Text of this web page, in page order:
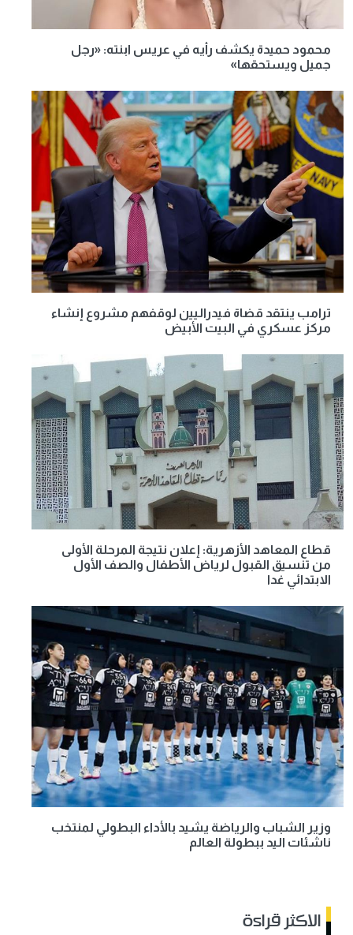
محمود حميدة يكشف رأيه في عريس ابنته: «رجل
جميل ويستحقها»
ترامب ينتقد قضاة فيدراليين لوقفهم مشروع إنشاء
مركز عسكري في البيت الأبيض
قطاع المعاهد الأزهرية: إعلان نتيجة المرحلة الأولى
من تنسيق القبول لرياض الأطفال والصف الأول
الابتدائي غدا
وزير الشباب والرياضة يشيد بالأداء البطولي لمنتخب
ناشئات اليد ببطولة العالم
الاكثر قراءة